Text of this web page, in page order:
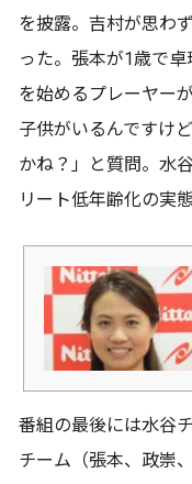
を披露。吉村が思わ
った。張本が1歳で
を始めるプレーヤー
子供がいるんですけ
かね？」と質問。水
リート低年齢化の実
番組の最後には水谷
チーム（張本、政崇